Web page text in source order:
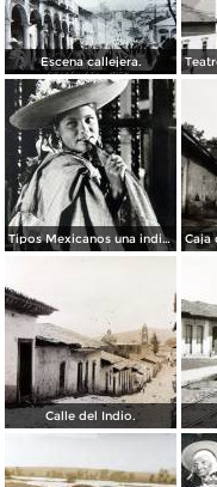
Escena callejera.
Tipos Mexicanos una india Huananche.
Calle del Indio.